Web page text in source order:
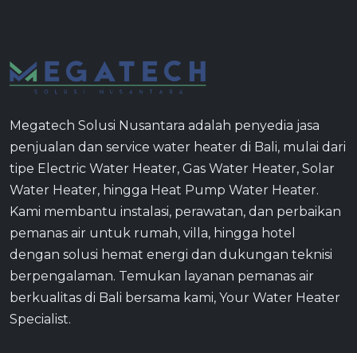
Megatech Solusi Nusantara adalah penyedia jasa
penjualan dan service water heater di Bali, mulai dari
tipe Electric Water Heater, Gas Water Heater, Solar
Water Heater, hingga Heat Pump Water Heater.
Kami membantu instalasi, perawatan, dan perbaikan
pemanas air untuk rumah, villa, hingga hotel
dengan solusi hemat energi dan dukungan teknisi
berpengalaman. Temukan layanan pemanas air
berkualitas di Bali bersama kami, Your Water Heater
Specialist.